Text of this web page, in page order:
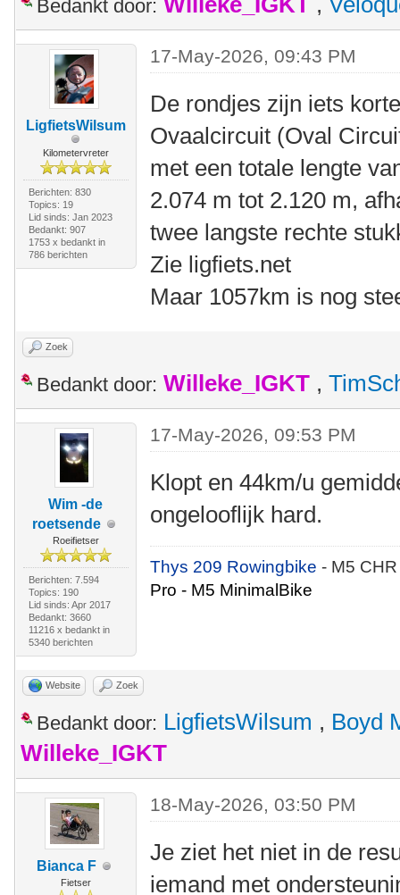
Bedankt door:
LigfietsWilsum
Kilometervreter
Berichten: 830
Topics: 19
Lid sinds: Jan 2023
Bedankt: 907
1753 x bedankt in
786 berichten
17-May-2026, 09:43 PM
De rondjes zijn iets
Ovaalcircuit (Oval
met een totale lengte
2.074 m tot 2.120 m,
twee langste rechte
Zie ligfiets.net
Maar 1057km is nog
Zoek
Bedankt door: Willeke_IGKT ,
Wim -de
roetsende
Roeifietser
Berichten: 7.594
Topics: 190
Lid sinds: Apr 2017
Bedankt: 3660
11216 x bedankt in
5340 berichten
17-May-2026, 09:53 PM
Klopt en 44km/u
ongelooflijk hard.
Thys 209 Rowingbike- M5
Pro - M5 MinimalBike
Website Zoek
Bedankt door: LigfietsWilsum , Boyd
Willeke_IGKT
Bianca F
Fietser
18-May-2026, 03:50 PM
Je ziet het niet in de
iemand met